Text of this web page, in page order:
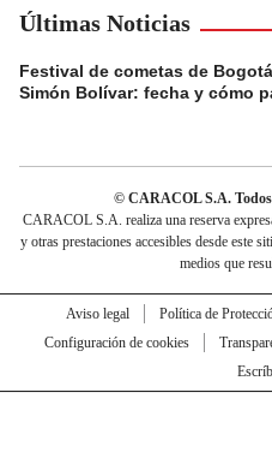
Últimas Noticias
Festival de cometas de
Simón Bolívar: fecha y cómo
© CARACOL S.A. Todos
CARACOL S.A. realiza una reserva
y otras prestaciones accesibles desde este
medios que
Aviso legal Política de
Configuración de cookies